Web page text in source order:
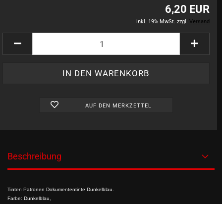
6,20 EUR
inkl. 19% MwSt. zzgl. Versand
AUF DEN MERKZETTEL
Beschreibung
Tinten Patronen Dokumententinte Dunkelblau.
Farbe: Dunkelblau,